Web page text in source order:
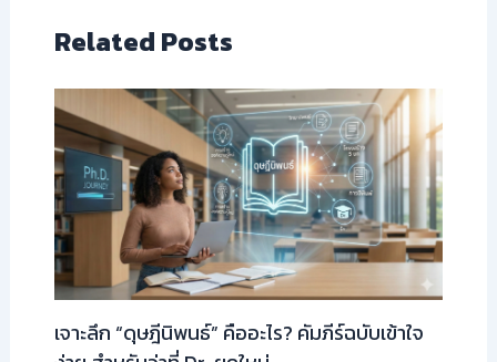
Related Posts
เจาะลึก “ดุษฎีนิพนธ์” คืออะไร? คัมภีร์ฉบับเข้าใจ